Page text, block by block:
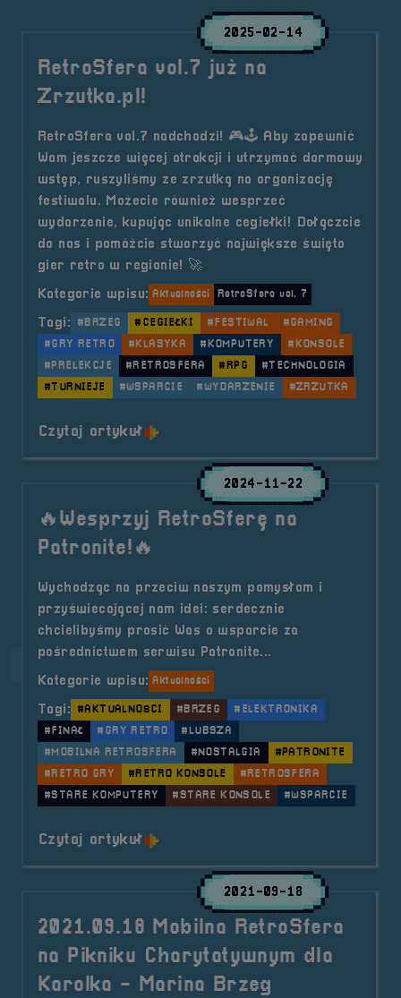
2025-02-14
RetroSfera vol.7 już na
Zrzutka.pl!
RetroSfera vol.7 nadchodzi! 🎮🕹️ Aby zapewnić
Wam jeszcze więcej atrakcji i utrzymać darmowy
wstęp, ruszyliśmy ze zrzutką na organizację
festiwalu. Możecie również wesprzeć
wydarzenie, kupując unikalne cegiełki! Dołączcie
do nas i pomóżcie stworzyć największe święto
gier retro w regionie! 🚀
Kategorie wpisu: Aktualności RetroSfera vol. 7
Tagi: #BRZEG #CEGIEŁKI #FESTIWAL
#GAMING
#GRY RETRO
#KLASYKA #KOMPUTERY
#KONSOLE
#PRELEKCJE
#RETROSFERA #RPG
#TECHNOLOGIA
#TURNIEJE
#WSPARCIE #WYDARZENIE #ZRZUTKA
Czytaj artykuło tytule RetroSfera vol.7 już na
2024-11-22
🔥Wesprzyj RetroSferę na
Patronite!🔥
Wychodząc na przeciw naszym pomysłom i
przyświecającej nam idei: serdecznie
chcielibyśmy prosić Was o wsparcie za
pośrednictwem serwisu Patronite...
Kategorie wpisu: Aktualności
Tagi: #AKTUALNOŚCI #BRZEG
#ELEKTRONIKA
#FINAŁ
#GRY RETRO
#LUBSZA
#MOBILNA RETROSFERA
#NOSTALGIA
#PATRONITE
#RETRO GRY
#RETRO KONSOLE
#RETROSFERA
#STARE KOMPUTERY
#STARE KONSOLE #WSPARCIE
Czytaj artykuło tytule 🔥Wesprzyj RetroSferę
2021-09-18
2021.09.18 Mobilna RetroSfera
na Pikniku Charytatywnym dla
Karolka - Marina Brzeg